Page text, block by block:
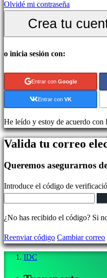
Juegos
carreras
Juegos
casual
indie
Juegos
de
simulación
Juegos
de
puzles
de
Demos
Comunidad
Gameplays
Olvidé mi contraseña
Crea tu
o inicia sesión con:
Entrar con Google
Entrar con VK
He leído y estoy de acuerdo con
Valida tu correo
Queremos asegurarnos
Introduce el código de
¿No has recibido el código? Si
Reenviar código Cambiar correo
IDC